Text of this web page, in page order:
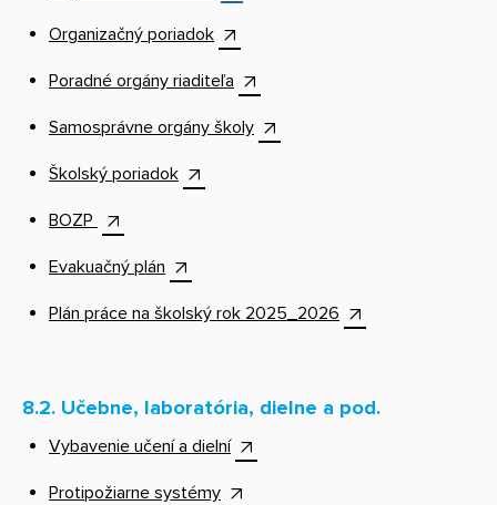
Organizačný poriadok
Poradné orgány riaditeľa
Samosprávne orgány školy
Školský poriadok
BOZP
Evakuačný plán
Plán práce na školský rok 2025_2026
8.2. Učebne, laboratória, dielne a pod.
Vybavenie učení a dielní
Protipožiarne systémy